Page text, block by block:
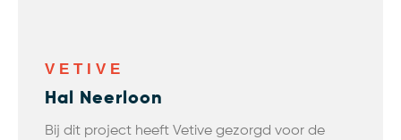
VETIVE
Hal Neerloon
Bij dit project heeft Vetive gezorgd voor de